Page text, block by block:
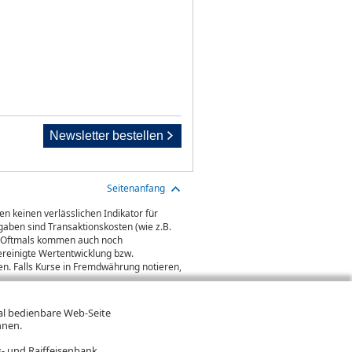
bedienbare Web-Seite
Newsletter bestellen
Seitenanfang
keinen verlässlichen Indikator für
sind Transaktionskosten (wie z.B.
kommen auch noch
Wertentwicklung bzw.
Falls Kurse in Fremdwährung notieren,